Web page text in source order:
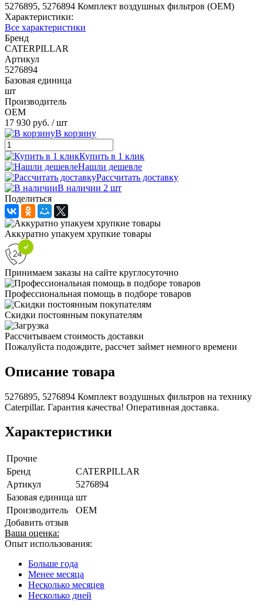
5276895, 5276894 Комплект воздушных фильтров (OEM)
Характеристики:
Все характеристики
Бренд
CATERPILLAR
Артикул
5276894
Базовая единица
шт
Производитель
OEM
17 930 руб. / шт
В корзину
Купить в 1 клик
Нашли дешевле
Рассчитать доставку
В наличии 2 шт
Поделиться
Аккуратно упакуем хрупкие товары
Принимаем заказы на сайте круглосуточно
Профессиональная помощь в подборе товаров
Скидки постоянным покупателям
Рассчитываем стоимость доставки
Пожалуйста подождите, рассчет займет немного времени
Описание товара
5276895, 5276894 Комплект воздушных фильтров на технику
Caterpillar. Гарантия качества! Оперативная доставка.
Характеристики
Прочие
Бренд
CATERPILLAR
Артикул
5276894
Базовая единица шт
Производитель
OEM
Добавить отзыв
Ваша оценка:
Опыт использования:
Больше года
Менее месяца
Несколько месяцев
Несколько дней